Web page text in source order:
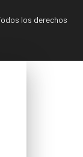
los derechos